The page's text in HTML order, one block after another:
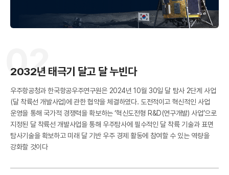
공
02
2032년 태극기 달고 달 누빈다
우주항공청과 한국항공우주연구원은 2024년 10월 30일 달 탐사 2단계 사업
(달 착륙선 개발사업)에 관한 협약을 체결하였다. 도전적이고 혁신적인 사업
운영을 통해 국가적 경쟁력을 확보하는 ‘혁신도전형 R&D(연구개발) 사업’으로
지정된 달 착륙선 개발사업을 통해 우주탐사에 필수적인 달 착륙 기술과 표면
탐사기술을 확보하고 미래 달 기반 우주 경제 활동에 참여할 수 있는 역량을
강화할 것이다